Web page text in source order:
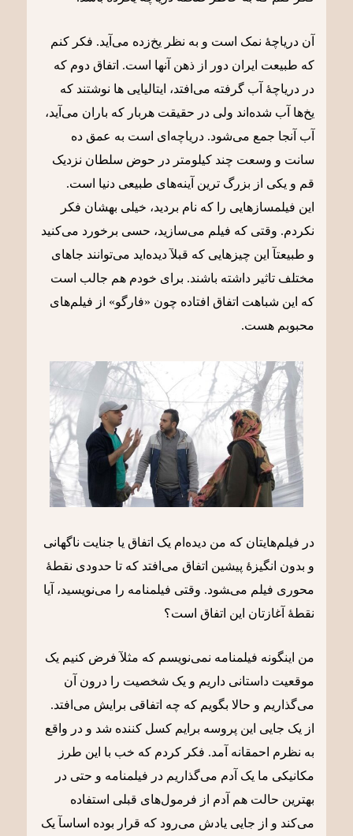
آن دریاچۀ نمک است و به نظر یخ‌زده می‌آید. فکر کنم
که طبیعت ایران دور از ذهن آنها است. اتفاق دوم که
در دریاچۀ آب گرفته می‌افتد، ایتالیایی ها نوشتند که
یخ‌ها آب شده‌اند ولی در حقیقت هربار که باران می‌آید،
آب آنجا جمع می‌شود. دریاچه‌ای است به عمق ده
سانت و وسعت چند کیلومتر در حوض سلطان نزدیک
قم و یکی از بزرگ ترین آینه‌های طبیعی دنیا است.
این فیلمسازهایی را که نام بردید، خیلی بهشان فکر
نکردم. وقتی که فیلم می‌سازید، حسی برخورد می‌کنید
و طبیعتآ این چیزهایی که قبلآ دیده‌اید می‌توانند جاهای
مختلف تاثیر داشته باشند. برای خودم هم جالب است
که این شباهت اتفاق افتاده چون «فارگو» از فیلم‌های
محبوبم هست.
در فیلم‌هایتان که من دیده‌ام یک اتفاق یا جنایت ناگهانی
و بدون انگیزۀ پیشین اتفاق می‌افتد که تا حدودی نقطۀ
محوری فیلم می‌‍شود. وقتی فیلمنامه را می‌نویسید، آیا
نقطۀ آغازتان این اتفاق است؟‌
من اینگونه فیلمنامه نمی‌نویسم که مثلآ فرض کنیم یک
موقعیت داستانی داریم و یک شخصیت را درون آن
می‌گذاریم و حالا بگویم که چه اتفاقی برایش می‌افتد.
از یک جایی این پروسه برایم کسل کننده شد و در واقع
به نظرم احمقانه آمد. فکر کردم که خب با این طرز
مکانیکی ما یک آدم می‌گذاریم در فیلمنامه و حتی در
بهترین حالت هم آدم از فرمول‌های قبلی استفاده
می‌کند و از جایی یادش می‌رود که قرار بوده اساسآ یک